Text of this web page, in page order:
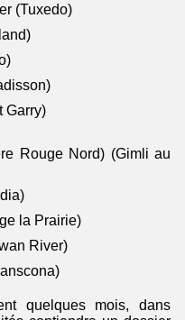
(Tuxedo)
Garry)
Rouge Nord) (Gimli au
la Prairie)
River)
quelques mois, dans